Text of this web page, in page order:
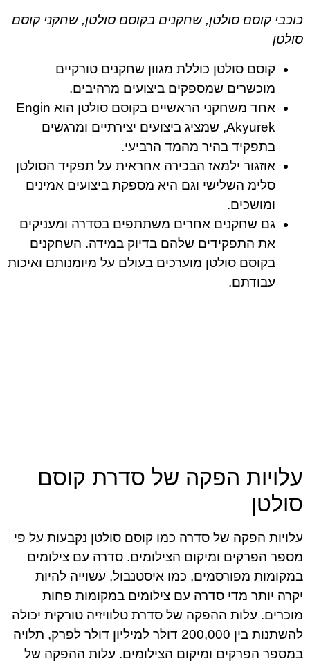
כוכבי קוסם סולטן, שחקנים בקוסם סולטן, שחקני קוסם
סולטן
קוסם סולטן כוללת מגוון שחקנים טורקיים
מוכשרים שמספקים ביצועים מרהיבים.
אחד משחקני הראשיים בקוסם סולטן הוא Engin
Akyurek, שמציג ביצועים יצירתיים ומרגשים
בתפקיד בהיר מהמד הרביעי.
אוזגור ילמאז הבכירה אחראית על תפקיד הסולטן
סלימ השלישי וגם היא מספקת ביצועים אמינים
ומושכים.
גם שחקנים אחרים משתתפים בסדרה ומעניקים
את התפקידים שלהם בדיוק במידה. השחקנים
בקוסם סולטן מוערכים בעולם על מיומנותם ואיכות
עבודתם.
עלויות הפקה של סדרת קוסם
סולטן
עלויות הפקה של סדרה כמו קוסם סולטן נקבעות על פי
מספר הפרקים ומיקום הצילומים. סדרה עם צילומים
במקומות מפורסמים, כמו איסטנבול, עשוייה להיות
יקרה יותר מדי סדרה עם צילומים במקומות פחות
מוכרים. עלות ההפקה של סדרת טלוויזיה טורקית יכולה
להשתנות בין 200,000 דולר למיליון דולר לפרק, תלויה
במספר הפרקים ומיקום הצילומים. עלות ההפקה של